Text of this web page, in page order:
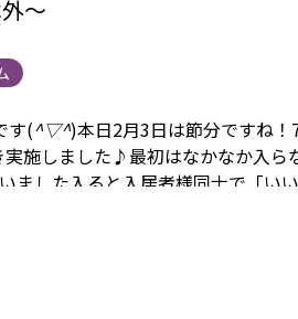
〜
す(^▽^)本日2月3日は節分ですね！
実施しました♪最初はなかなか入ら
ました入ると入居者様同士で「い